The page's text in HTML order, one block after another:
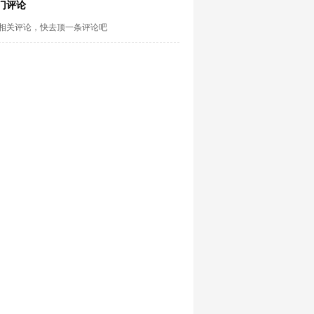
评论
关评论，快去顶一条评论吧